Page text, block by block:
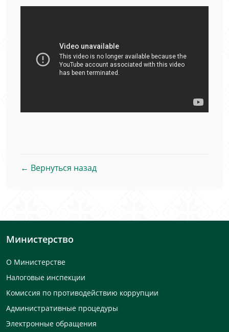
← Вернуться назад
Министерство
О Министерстве
Налоговые инспекции
Комиссия по противодействию коррупции
Административные процедуры
Электронные обращения